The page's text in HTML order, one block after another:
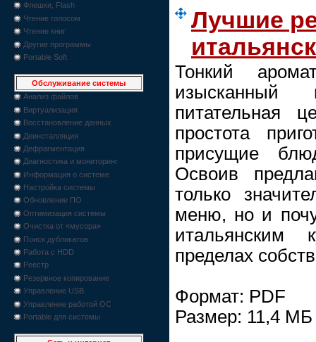
Флешки, Flash
Чтение голосом
Чтение книг
Другие программы
Portable Soft
Обслуживание системы
Анализ файлов
Виртуализация
Восстановление данных
Деинсталляция
Дефрагментация
Диагностика и мониторинг
Информация о системе
Настройка системы
Обновление ПО
Оптимизация системы
Очистка от «мусора»
Поиск дубликатов
Работа с HDD
Реестр
Резервное копирование
Управление USB
Управление работой ОС
Portable для системы
Лучшие
Тонкий
изысканный
питательная
простота
присущие
Освоив
только
меню, но и
пределах
Формат: PDF
Размер: 11,4 МБ